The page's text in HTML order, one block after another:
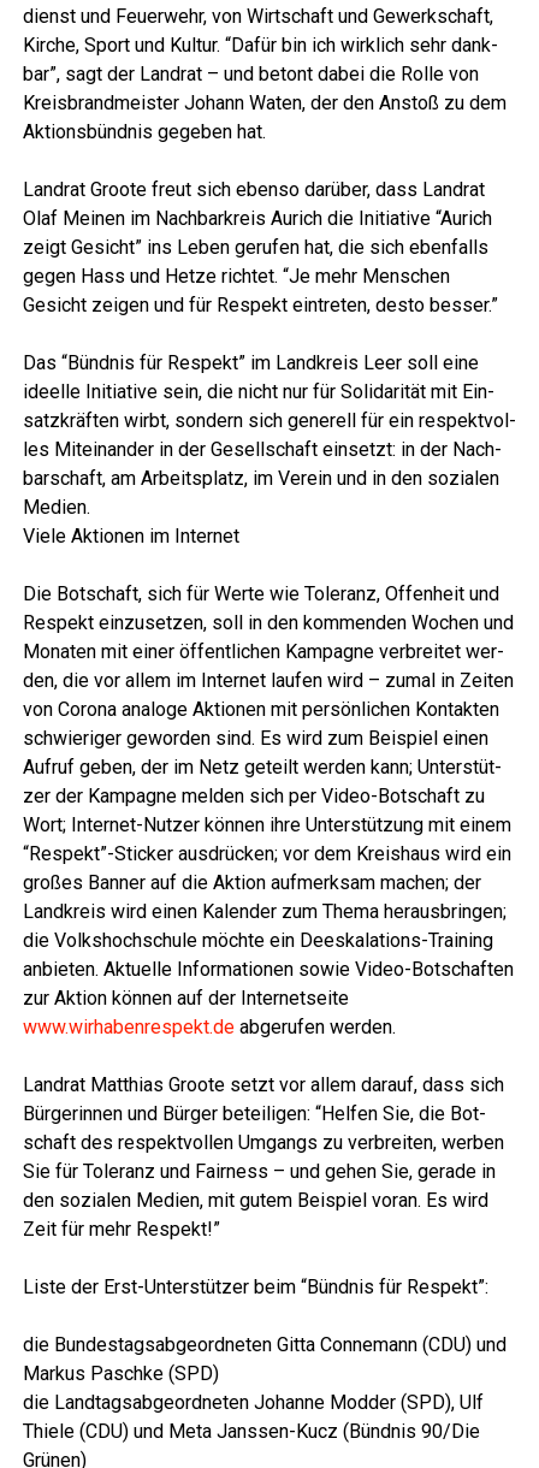
dienst und Feu­er­wehr, von Wirt­schaft und Gewerk­schaft,
Kir­che, Sport und Kul­tur. “Dafür bin ich wirk­lich sehr dank­
bar”, sagt der Land­rat – und betont dabei die Rol­le von
Kreis­brand­meis­ter Johann Waten, der den Anstoß zu dem
Akti­ons­bünd­nis gege­ben hat.
Land­rat Groo­te freut sich eben­so dar­über, dass Land­rat
Olaf Mei­nen im Nach­bar­kreis Aurich die Initia­ti­ve “Aurich
zeigt Gesicht” ins Leben geru­fen hat, die sich eben­falls
gegen Hass und Het­ze rich­tet. “Je mehr Men­schen
Gesicht zei­gen und für Respekt ein­tre­ten, des­to besser.”
Das “Bünd­nis für Respekt” im Land­kreis Leer soll eine
ideel­le Initia­ti­ve sein, die nicht nur für Soli­da­ri­tät mit Ein­
satz­kräf­ten wirbt, son­dern sich gene­rell für ein respekt­vol­
les Mit­ein­an­der in der Gesell­schaft ein­setzt: in der Nach­
bar­schaft, am Arbeits­platz, im Ver­ein und in den sozia­len
Medien.
Vie­le Aktio­nen im Internet
Die Bot­schaft, sich für Wer­te wie Tole­ranz, Offen­heit und
Respekt ein­zu­set­zen, soll in den kom­men­den Wochen und
Mona­ten mit einer öffent­li­chen Kam­pa­gne ver­brei­tet wer­
den, die vor allem im Inter­net lau­fen wird – zumal in Zei­ten
von Coro­na ana­lo­ge Aktio­nen mit per­sön­li­chen Kon­tak­ten
schwie­ri­ger gewor­den sind. Es wird zum Bei­spiel einen
Auf­ruf geben, der im Netz geteilt wer­den kann; Unter­stüt­
zer der Kam­pa­gne mel­den sich per Video-Bot­schaft zu
Wort; Inter­net-Nut­zer kön­nen ihre Unter­stüt­zung mit einem
“Respekt”-Sticker aus­drü­cken; vor dem Kreis­haus wird ein
gro­ßes Ban­ner auf die Akti­on auf­merk­sam machen; der
Land­kreis wird einen Kalen­der zum The­ma her­aus­brin­gen;
die Volks­hoch­schu­le möch­te ein Dees­ka­la­ti­ons-Trai­ning
anbie­ten. Aktu­el­le Infor­ma­tio­nen sowie Video-Bot­schaf­ten
zur Akti­on kön­nen auf der Inter­net­sei­te
www.wirhabenrespekt.deabge­ru­fen werden.
Land­rat Mat­thi­as Groo­te setzt vor allem dar­auf, dass sich
Bür­ge­rin­nen und Bür­ger betei­li­gen: “Hel­fen Sie, die Bot­
schaft des respekt­vol­len Umgangs zu ver­brei­ten, wer­ben
Sie für Tole­ranz und Fair­ness – und gehen Sie, gera­de in
den sozia­len Medi­en, mit gutem Bei­spiel vor­an. Es wird
Zeit für mehr Respekt!”
Lis­te der Erst-Unter­stüt­zer beim “Bünd­nis für Respekt”:
die Bun­des­tags­ab­ge­ord­ne­ten Git­ta Con­ne­mann (CDU) und
Mar­kus Pasch­ke (SPD)
die Land­tags­ab­ge­ord­ne­ten Johan­ne Mod­der (SPD), Ulf
Thie­le (CDU) und Meta Jans­sen-Kucz (Bünd­nis 90/Die
Grünen)